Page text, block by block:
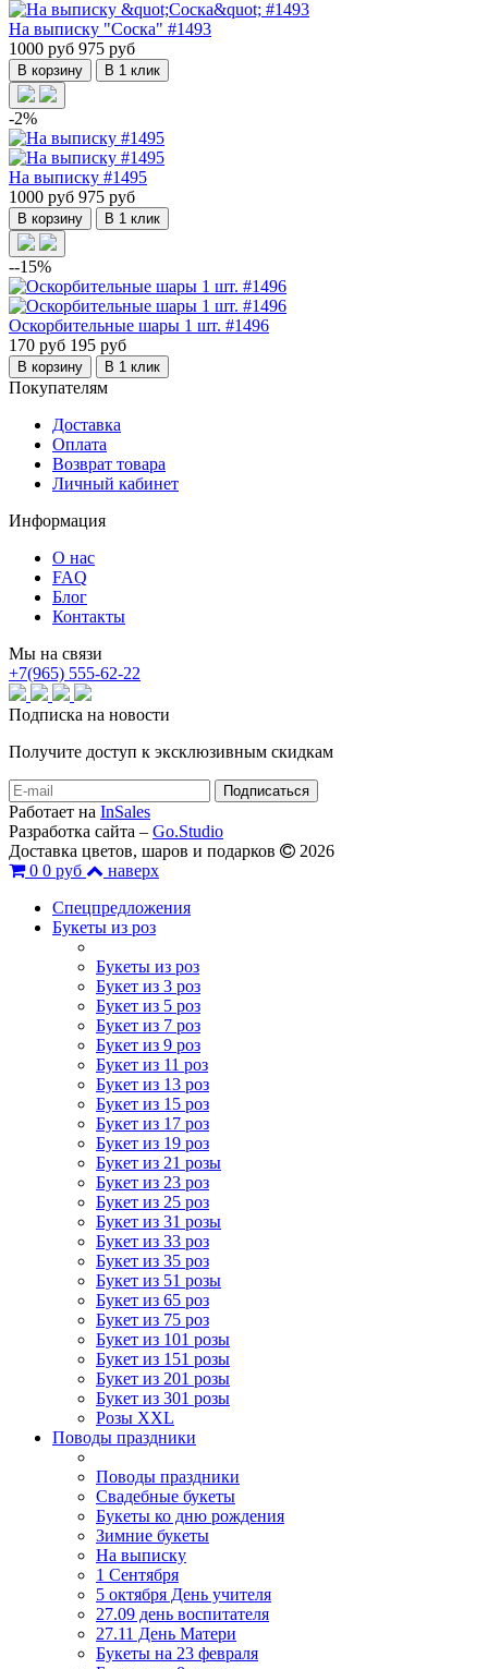
На выписку "Соска" #1493
1000 руб 975 руб
В корзину В 1 клик
-2%
На выписку #1495
1000 руб 975 руб
В корзину В 1 клик
--15%
Оскорбительные шары 1 шт. #1496
170 руб 195 руб
В корзину В 1 клик
Покупателям
Доставка
Оплата
Возврат товара
Личный кабинет
Информация
О нас
FAQ
Блог
Контакты
Мы на связи
+7(965) 555-62-22
Подписка на новости
Получите доступ к эксклюзивным скидкам
Работает на InSales
Разработка сайта – Go.Studio
Доставка цветов, шаров и подарков
2026
0 0 руб
наверх
Спецпредложения
Букеты из роз
Букеты из роз
Букет из 3 роз
Букет из 5 роз
Букет из 7 роз
Букет из 9 роз
Букет из 11 роз
Букет из 13 роз
Букет из 15 роз
Букет из 17 роз
Букет из 19 роз
Букет из 21 розы
Букет из 23 роз
Букет из 25 роз
Букет из 31 розы
Букет из 33 роз
Букет из 35 роз
Букет из 51 розы
Букет из 65 роз
Букет из 75 роз
Букет из 101 розы
Букет из 151 розы
Букет из 201 розы
Букет из 301 розы
Розы XXL
Поводы праздники
Поводы праздники
Свадебные букеты
Букеты ко дню рождения
Зимние букеты
На выписку
1 Сентября
5 октября День учителя
27.09 день воспитателя
27.11 День Матери
Букеты на 23 февраля